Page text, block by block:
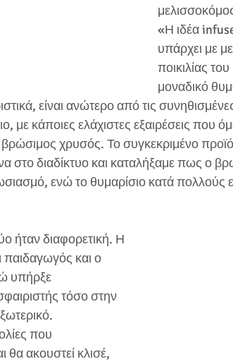
«Η ιδέα
υπάρχει με
ποικιλίας
μοναδικό
είναι ανώτερο από τις
με κάποιες ελάχιστες εξαιρέσεις που
χρυσός. Το συγκεκριμένο
στο διαδίκτυο και καταλήξαμε πως ο
ενώ το θυμαρίσιο κατά πολλούς
ήταν διαφορετική. Η
παιδαγωγός και ο
υπήρξε
τόσο στην
που
θα ακουστεί κλισέ,